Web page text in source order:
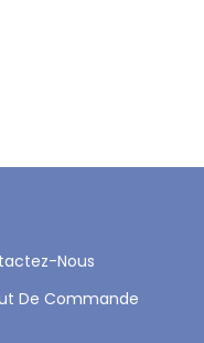
Nous
De Commande